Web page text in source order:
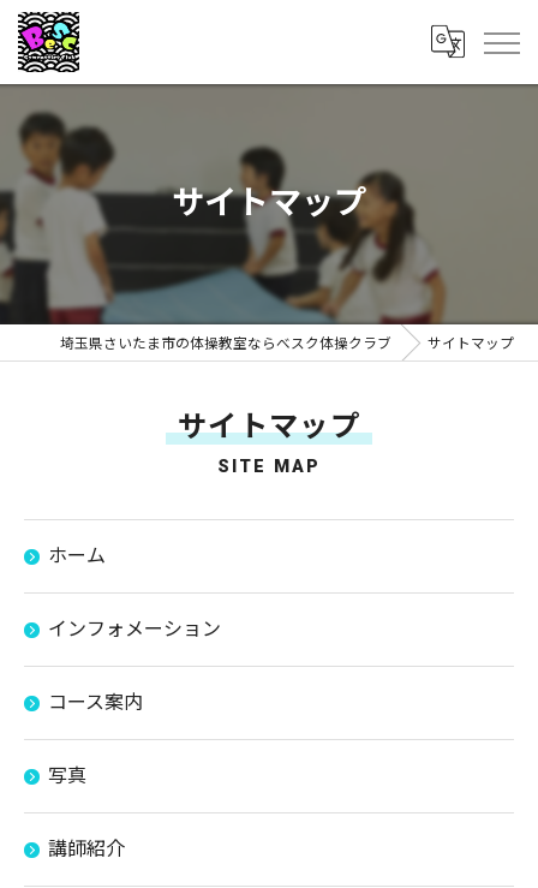
サイトマップ
埼玉県さいたま市の体操教室ならべスク体操クラブ サイトマップ
SITE MAP
サイトマップ
ホーム
インフォメーション
コース案内
写真
講師紹介